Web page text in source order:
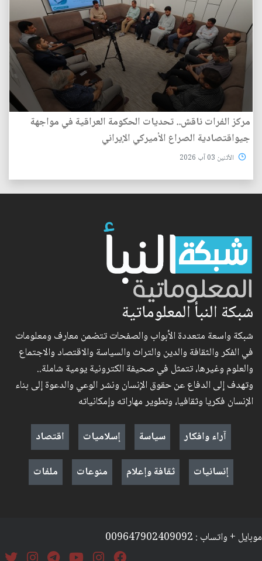
مركز الفرات ناقش.. تحديات الحكومة العراقية في مواجهة
جيواقتصادية الصراع الأميركي الإيراني
الأثنين 03 آب 2026
شبكة النبأ المعلوماتية
شبكة واسعة متعددة الأبواب والصفحات تتضمن معارف ومعلومات
في الفكر والثقافة والدين والتراث والسياسة والاقتصاد والاجتماع
والعلوم وغيرها، تتمثل في صحيفة الكترونية يومية شاملة..
وتهدف إلى الدفاع عن حقوق الإنسان ونشر الوعي والدعوة إلى بناء
الإنسان فكريا وثقافيا، وتطوير مهاراته وإمكانياته
آراء وافكار
سياسة إسلاميات
اقتصاد
إنسانيات
ثقافة وإعلام منوعات ملفات
موبايل + واتساب : 009647902409092